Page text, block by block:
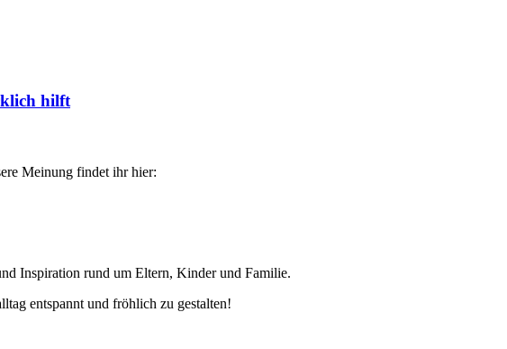
hilft
Meinung findet ihr hier:
Inspiration rund um Eltern, Kinder und Familie.
entspannt und fröhlich zu gestalten!